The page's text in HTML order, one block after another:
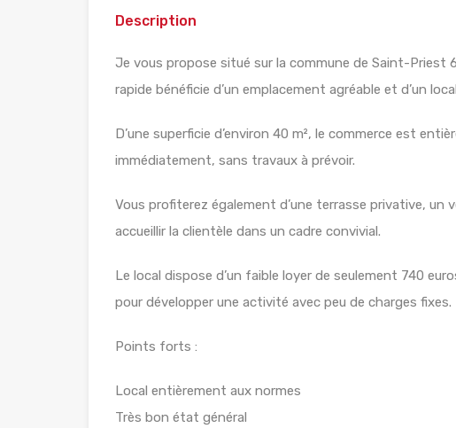
Description
Je vous propose situé sur la commune de Saint-
rapide bénéficie d’un emplacement agréable et d’un
D’une superficie d’environ 40 m², le commerce est
immédiatement, sans travaux à prévoir.
Vous profiterez également d’une terrasse privative, un
accueillir la clientèle dans un cadre convivial.
Le local dispose d’un faible loyer de seulement 740
pour développer une activité avec peu de charges fixes.
Points forts :
Local entièrement aux normes
Très bon état général